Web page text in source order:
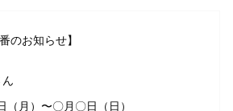
のお知らせ】
（月）〜〇月〇日（日）